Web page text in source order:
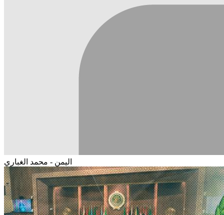
اليمن - محمد الغباري